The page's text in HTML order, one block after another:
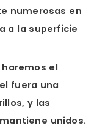
numerosas en
a la superficie
el
fuera una
y las
unidos.